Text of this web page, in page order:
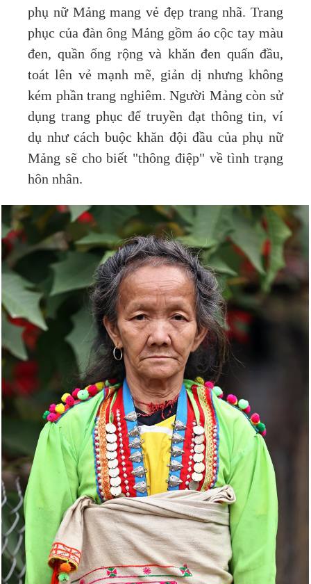
phụ nữ Mảng mang vẻ đẹp trang nhã. Trang
phục của đàn ông Mảng gồm áo cộc tay màu
đen, quần ống rộng và khăn đen quấn đầu,
toát lên vẻ mạnh mẽ, giản dị nhưng không
kém phần trang nghiêm. Người Mảng còn sử
dụng trang phục để truyền đạt thông tin, ví
dụ như cách buộc khăn đội đầu của phụ nữ
Mảng sẽ cho biết "thông điệp" về tình trạng
hôn nhân.